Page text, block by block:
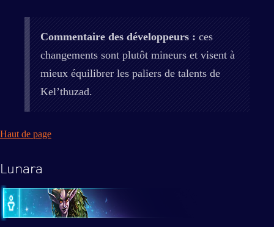
Commentaire des développeurs : ces
changements sont plutôt mineurs et visent à
mieux équilibrer les paliers de talents de
Kel’thuzad.
Haut de page
Lunara